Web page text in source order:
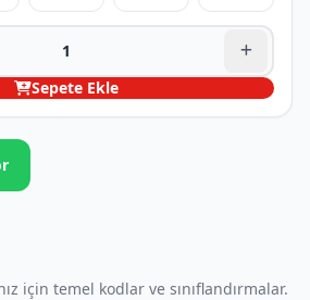
Sepete Ekle
için temel kodlar ve sınıflandırmalar.